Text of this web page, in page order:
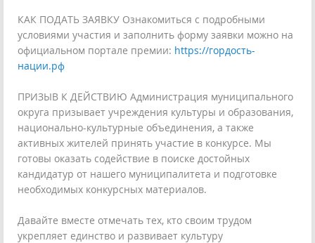
КАК ПОДАТЬ ЗАЯВКУ Ознакомиться с подробными
условиями участия и заполнить форму заявки можно на
официальном портале премии: https://гордость-
нации.рф
ПРИЗЫВ К ДЕЙСТВИЮ Администрация муниципального
округа призывает учреждения культуры и образования,
национально-культурные объединения, а также
активных жителей принять участие в конкурсе. Мы
готовы оказать содействие в поиске достойных
кандидатур от нашего муниципалитета и подготовке
необходимых конкурсных материалов.
Давайте вместе отмечать тех, кто своим трудом
укрепляет единство и развивает культуру